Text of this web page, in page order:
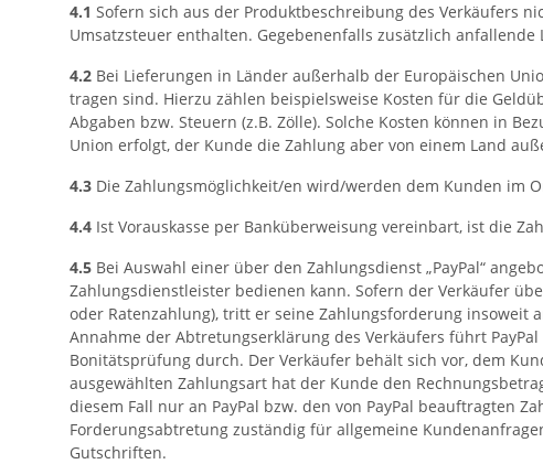
4.1 Sofern sich aus der Produktbeschreibung des Verkäufers
Umsatzsteuer enthalten. Gegebenenfalls zusätzlich
4.2 Bei Lieferungen in Länder außerhalb der Europäischen
tragen sind. Hierzu zählen beispielsweise Kosten für die
Abgaben bzw. Steuern (z.B. Zölle). Solche Kosten können in
Union erfolgt, der Kunde die Zahlung aber von einem Land
4.3 Die Zahlungsmöglichkeit/en wird/werden dem Kunden im
4.4 Ist Vorauskasse per Banküberweisung vereinbart, ist die
4.5 Bei Auswahl einer über den Zahlungsdienst „PayPal“
Zahlungsdienstleister bedienen kann. Sofern der Verkäufer
oder Ratenzahlung), tritt er seine Zahlungsforderung insoweit
Annahme der Abtretungserklärung des Verkäufers führt
Bonitätsprüfung durch. Der Verkäufer behält sich vor, dem
ausgewählten Zahlungsart hat der Kunde den
diesem Fall nur an PayPal bzw. den von PayPal beauftragten
Forderungsabtretung zuständig für allgemeine
Gutschriften.